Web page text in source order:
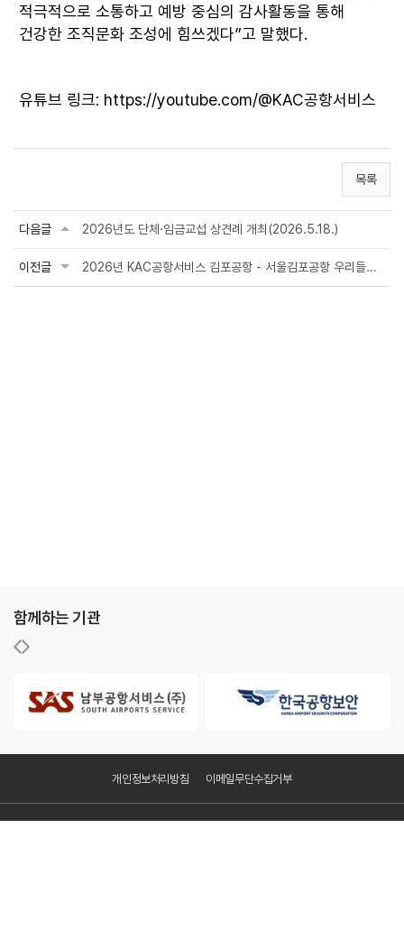
적극적으로 소통하고 예방 중심의 감사활동을 통해
건강한 조직문화 조성에 힘쓰겠다”고 말했다.
유튜브 링크: https://youtube.com/@KAC공항서비스
목록
다음글 2026년도 단체·임금교섭 상견례 개최(2026.5.18.)
이전글 2026년 KAC공항서비스 김포공항 - 서울김포공항 우리들병원 업무협약(MOU) 체결
함께하는 기관
개인정보처리방침 이메일무단수집거부